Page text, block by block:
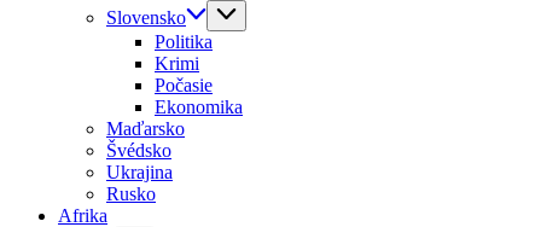
Slovensko
Politika
Krimi
Počasie
Ekonomika
Maďarsko
Švédsko
Ukrajina
Rusko
Afrika